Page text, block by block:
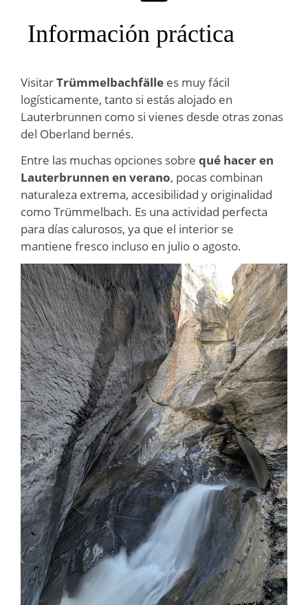
Información práctica
VisitarTrümmelbachfälle es muy fácil
logísticamente, tanto si estás alojado en
Lauterbrunnen como si vienes desde otras zonas
del Oberland bernés.
Entre las muchas opciones sobre qué hacer en
Lauterbrunnen en verano, pocas combinan
naturaleza extrema, accesibilidad y originalidad
como Trümmelbach. Es una actividad perfecta
para días calurosos, ya que el interior se
mantiene fresco incluso en julio o agosto.